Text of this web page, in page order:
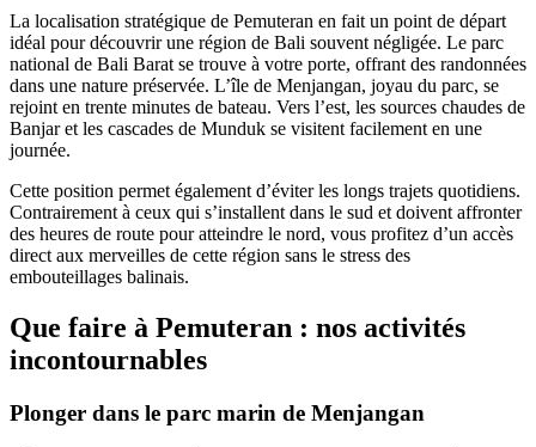
La localisation stratégique de Pemuteran en fait un point de départ
idéal pour découvrir une région de Bali souvent négligée. Le parc
national de Bali Barat se trouve à votre porte, offrant des randonnées
dans une nature préservée. L’île de Menjangan, joyau du parc, se
rejoint en trente minutes de bateau. Vers l’est, les sources chaudes de
Banjar et les cascades de Munduk se visitent facilement en une
journée.
Cette position permet également d’éviter les longs trajets quotidiens.
Contrairement à ceux qui s’installent dans le sud et doivent affronter
des heures de route pour atteindre le nord, vous profitez d’un accès
direct aux merveilles de cette région sans le stress des
embouteillages balinais.
Que faire à Pemuteran : nos activités
incontournables
Plonger dans le parc marin de Menjangan